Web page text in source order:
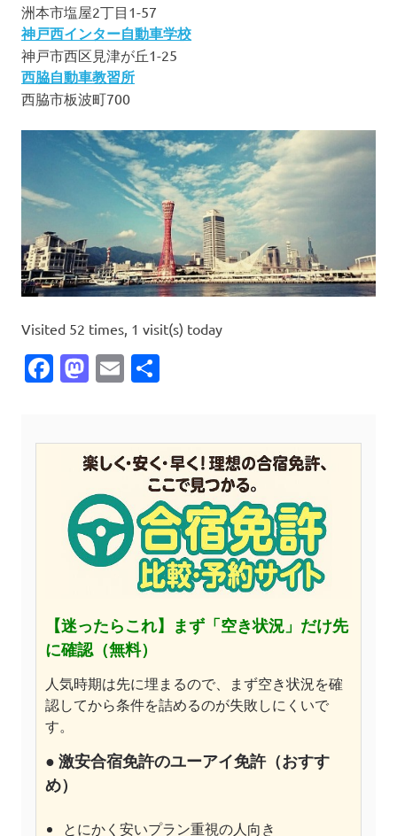
洲本市塩屋2丁目1-57
神戸西インター自動車学校
神戸市西区見津が丘1-25
西脇自動車教習所
西脇市板波町700
Visited 52 times, 1 visit(s) today
Facebook
Mastodon
Email
【迷ったらこれ】 まず「空き状況」だけ先
に確認（無料）
人気時期は先に埋まるので、まず空き状況を確
認してから条件を詰めるのが失敗しにくいで
す。
● 激安合宿免許のユーアイ免許（おすす
め）
とにかく安いプラン重視の人向き